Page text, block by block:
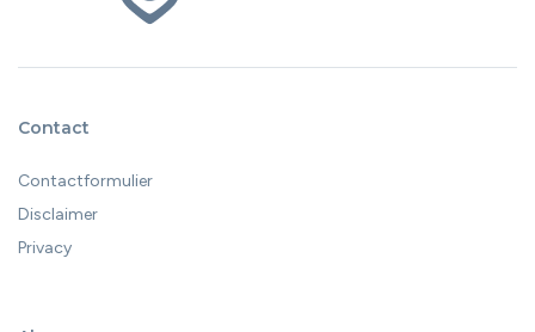
Contact
Contactformulier
Disclaimer
Privacy